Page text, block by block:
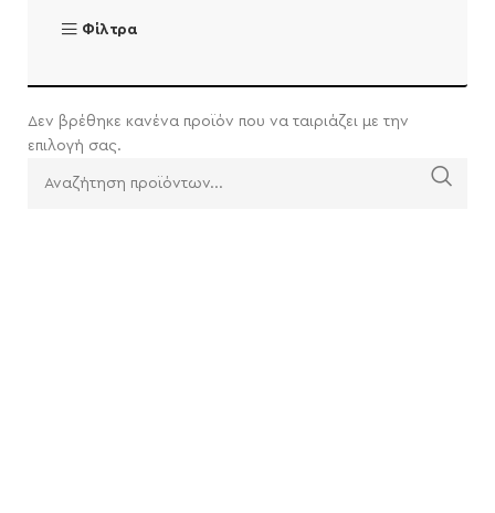
Φίλτρα
Δεν βρέθηκε κανένα προϊόν που να ταιριάζει με την
επιλογή σας.